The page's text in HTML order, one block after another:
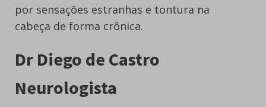
por sensações estranhas e tontura na
cabeça de forma crônica.
Dr Diego de Castro
Neurologista